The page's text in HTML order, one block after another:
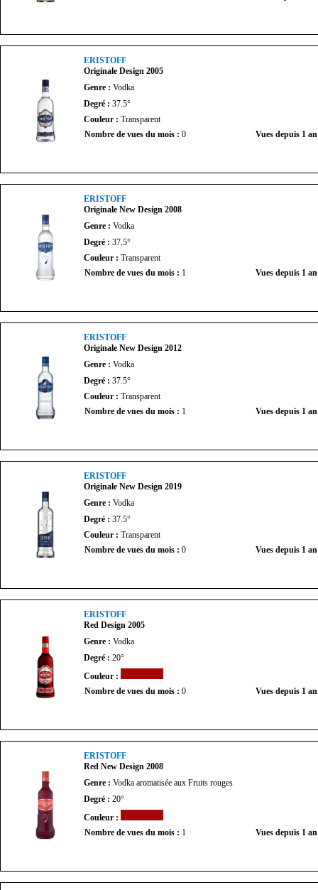
ERISTOFF
Originale Design 2005
Genre : Vodka
Degré : 37.5°
Couleur : Transparent
Nombre de vues du mois : 0 Vues depuis 1
ERISTOFF
Originale New Design 2008
Genre : Vodka
Degré : 37.5°
Couleur : Transparent
Nombre de vues du mois : 1 Vues depuis 1
ERISTOFF
Originale New Design 2012
Genre : Vodka
Degré : 37.5°
Couleur : Transparent
Nombre de vues du mois : 1 Vues depuis 1
ERISTOFF
Originale New Design 2019
Genre : Vodka
Degré : 37.5°
Couleur : Transparent
Nombre de vues du mois : 0 Vues depuis 1
ERISTOFF
Red Design 2005
Genre : Vodka
Degré : 20°
Couleur :
Nombre de vues du mois : 0 Vues depuis 1
ERISTOFF
Red New Design 2008
Genre : Vodka aromatisée aux Fruits rouges
Degré : 20°
Couleur :
Nombre de vues du mois : 1 Vues depuis 1